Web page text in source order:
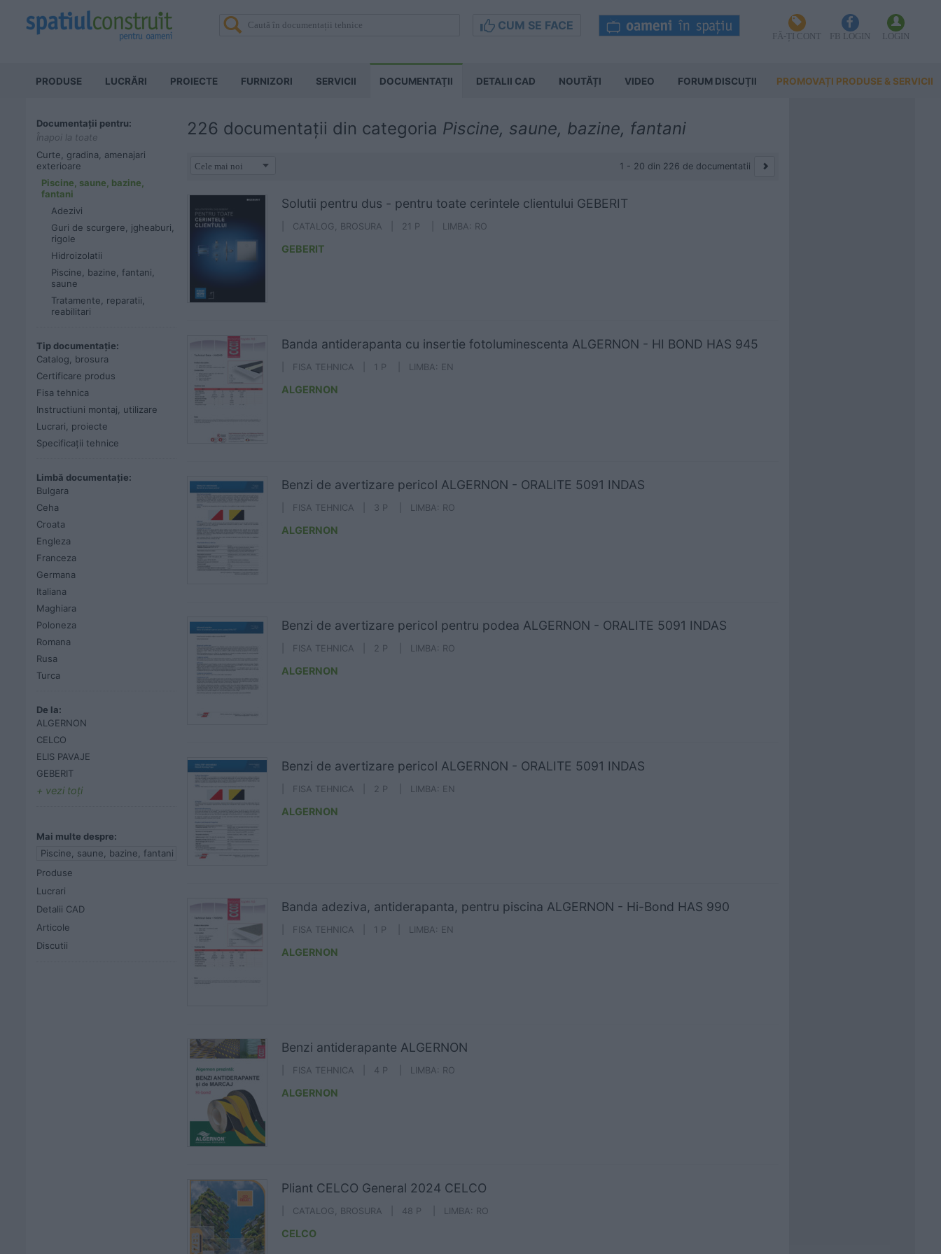
CUM SE FACE
FĂ-ȚI CONT FB LOGIN LOGIN
PRODUSE LUCRĂRI PROIECTE FURNIZORI SERVICII DOCUMENTAŢII DETALII CAD NOUTĂȚI VIDEO FORUM DISCUŢII PROMOVAȚI PRODUSE & SERVICII
Documentații pentru:
Înapoi la toate
Curte, gradina, amenajari
exterioare
Piscine, saune, bazine,
fantani
Adezivi
Guri de scurgere, jgheaburi,
rigole
Hidroizolatii
Piscine, bazine, fantani,
saune
Tratamente, reparatii,
reabilitari
Tip documentație:
Catalog, brosura
Certificare produs
Fisa tehnica
Instructiuni montaj, utilizare
Lucrari, proiecte
Specificații tehnice
Limbă documentație:
Bulgara
Ceha
Croata
Engleza
Franceza
Germana
Italiana
Maghiara
Poloneza
Romana
Rusa
Turca
De la:
ALGERNON
CELCO
ELIS PAVAJE
GEBERIT
vezi toţi
Mai multe despre:
Piscine, saune, bazine, fantani
Produse
Lucrari
Detalii CAD
Articole
Discutii
226 documentații din categoria Piscine, saune, bazine, fantani
1 - 20 din 226 de documentatii
Solutii pentru dus - pentru toate cerintele clientului GEBERIT
| CATALOG, BROSURA | 21 P | LIMBA: RO
GEBERIT
Banda antiderapanta cu insertie fotoluminescenta ALGERNON - HI BOND HAS 945
| FISA TEHNICA | 1 P | LIMBA: EN
ALGERNON
Benzi de avertizare pericol ALGERNON - ORALITE 5091 INDAS
| FISA TEHNICA | 3 P | LIMBA: RO
ALGERNON
Benzi de avertizare pericol pentru podea ALGERNON - ORALITE 5091 INDAS
| FISA TEHNICA | 2 P | LIMBA: RO
ALGERNON
Benzi de avertizare pericol ALGERNON - ORALITE 5091 INDAS
| FISA TEHNICA | 2 P | LIMBA: EN
ALGERNON
Banda adeziva, antiderapanta, pentru piscina ALGERNON - Hi-Bond HAS 990
| FISA TEHNICA | 1 P | LIMBA: EN
ALGERNON
Benzi antiderapante ALGERNON
| FISA TEHNICA | 4 P | LIMBA: RO
ALGERNON
Pliant CELCO General 2024 CELCO
| CATALOG, BROSURA | 48 P | LIMBA: RO
CELCO